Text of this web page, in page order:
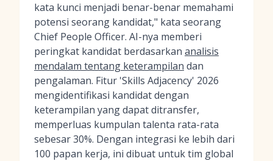
kata kunci menjadi benar-benar memahami
potensi seorang kandidat," kata seorang
Chief People Officer. AI-nya memberi
peringkat kandidat berdasarkan analisis
mendalam tentang keterampilan dan
pengalaman. Fitur 'Skills Adjacency' 2026
mengidentifikasi kandidat dengan
keterampilan yang dapat ditransfer,
memperluas kumpulan talenta rata-rata
sebesar 30%. Dengan integrasi ke lebih dari
100 papan kerja, ini dibuat untuk tim global